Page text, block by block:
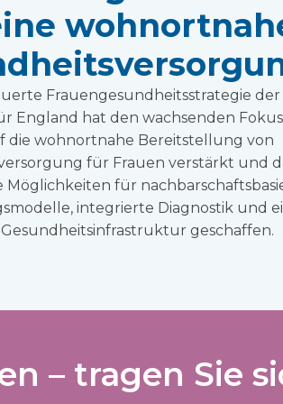
Frauengesundheitsstrategie der
England hat den wachsenden
die wohnortnahe Bereitstellung von
für Frauen verstärkt und
für
integrierte Diagnostik und
geschaffen.
– tragen Sie